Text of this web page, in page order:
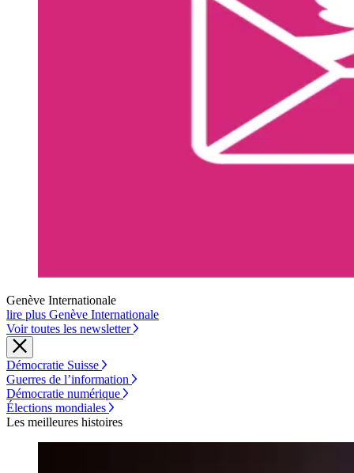
Genève Internationale
lire plus Genève Internationale
Voir toutes les newsletter
Démocratie Suisse
Guerres de l’information
Démocratie numérique
Élections mondiales
Les meilleures histoires